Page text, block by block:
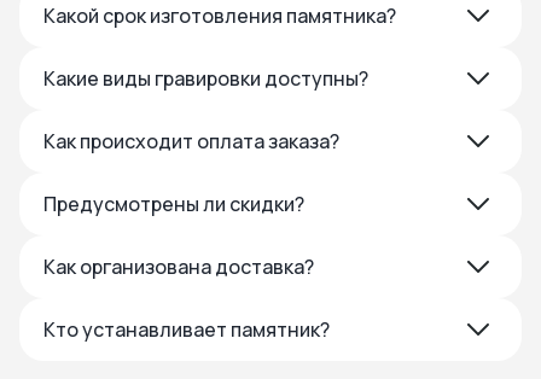
Какой срок изготовления памятника?
Какие виды гравировки доступны?
Как происходит оплата заказа?
Предусмотрены ли скидки?
Как организована доставка?
Кто устанавливает памятник?